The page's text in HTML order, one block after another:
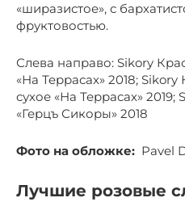
«ширазистое», с
фруктовостью.
Слева направо: Sikory
«На Террасах» 2018;
сухое «На Террасах» 2019;
«Герцъ Сикоры» 2018
Фото на обложке: Pavel
Лучшие розовые